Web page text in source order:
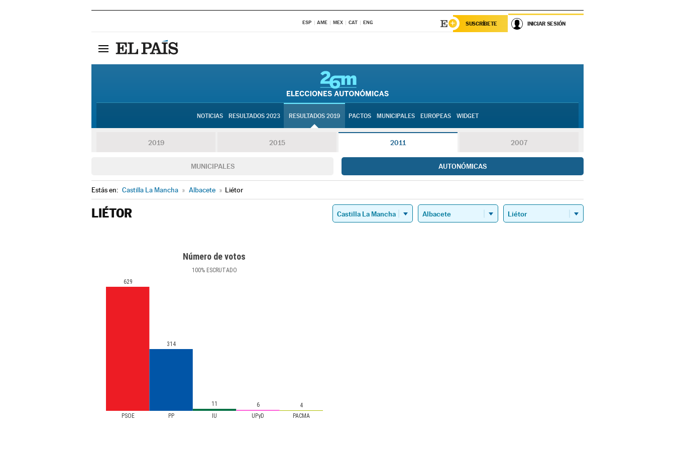
ESP AME MEX CAT ENG SUSCRÍBETE INICIAR SESIÓN
NOTICIAS RESULTADOS 2023 RESULTADOS 2019 PACTOS MUNICIPALES EUROPEAS WIDGET
2019 2015 2011 2007
MUNICIPALES AUTONÓMICAS
Estás en: Castilla La Mancha » Albacete » Liétor
LIÉTOR
Número de votos
100%ESCRUTADO
PSOE PP IU UPyD PACMA
629
314
11 6 4